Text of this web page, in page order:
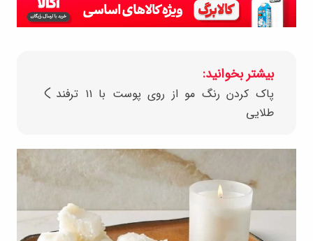
بیشتر بخوانید:
پاک کردن رنگ مو از روی پوست با ۱۱ ترفند
طلایی